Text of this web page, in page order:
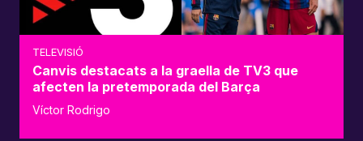
TELEVISIÓ
Canvis destacats a la graella de TV3 que
afecten la pretemporada del Barça
Víctor Rodrigo